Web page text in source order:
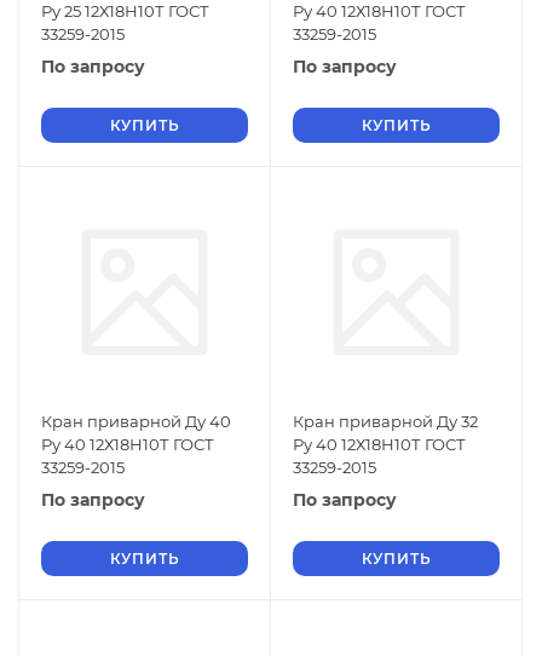
Ру 25 12Х18Н10Т ГОСТ
33259-2015
По запросу
КУПИТЬ
Ру 40 12Х18Н10Т ГОСТ
33259-2015
По запросу
КУПИТЬ
Кран приварной Ду 40
Ру 40 12Х18Н10Т ГОСТ
33259-2015
По запросу
КУПИТЬ
Кран приварной Ду 32
Ру 40 12Х18Н10Т ГОСТ
33259-2015
По запросу
КУПИТЬ